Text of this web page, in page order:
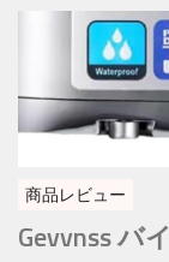
商品レビュー
Gevvnss バ